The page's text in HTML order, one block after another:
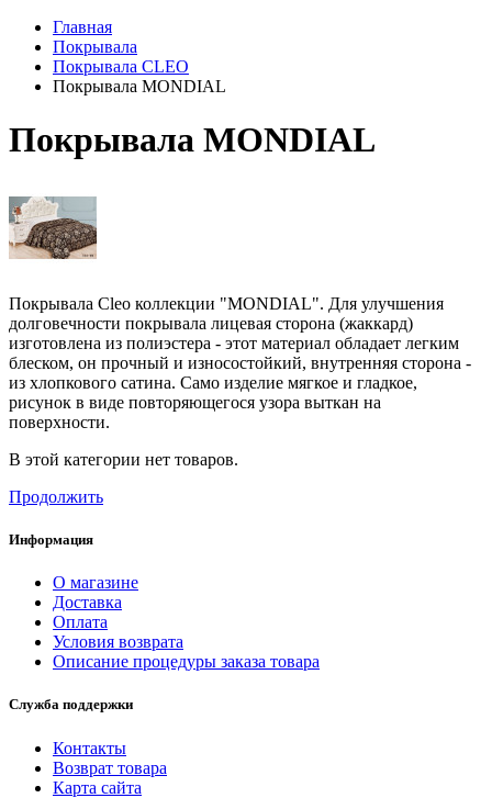
Главная
Покрывала
Покрывала CLEO
Покрывала MONDIAL
Покрывала MONDIAL
Покрывала Cleo коллекции "MONDIAL". Для улучшения
долговечности покрывала лицевая сторона (жаккард)
изготовлена из полиэстера - этот материал обладает легким
блеском, он прочный и износостойкий, внутренняя сторона -
из хлопкового сатина. Само изделие мягкое и гладкое,
рисунок в виде повторяющегося узора выткан на
поверхности.
В этой категории нет товаров.
Продолжить
Информация
О магазине
Доставка
Оплата
Условия возврата
Описание процедуры заказа товара
Служба поддержки
Контакты
Возврат товара
Карта сайта